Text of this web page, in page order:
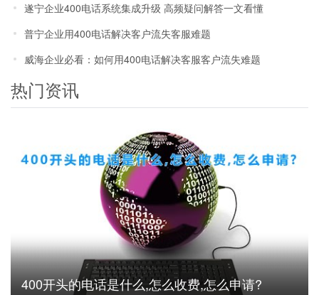
遂宁企业400电话系统集成升级 高频疑问解答一文看懂
普宁企业用400电话解决客户流失客服难题
威海企业必看：如何用400电话解决客服客户流失难题
热门资讯
400开头的电话是什么,怎么收费,怎么申请?